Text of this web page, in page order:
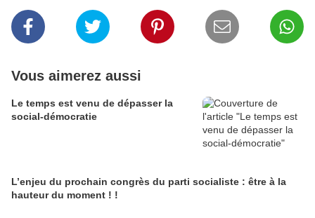
Vous aimerez aussi
Le temps est venu de dépasser la
social-démocratie
L’enjeu du prochain congrès du parti socialiste : être à la
hauteur du moment ! !